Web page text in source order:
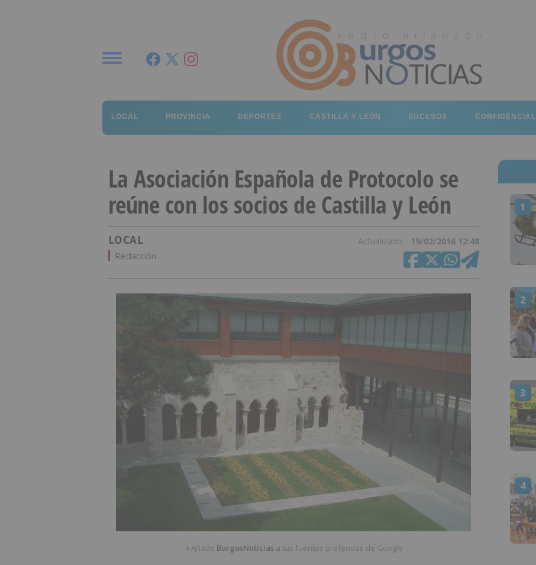
LOCAL PROVINCIA DEPORTES CASTILLA Y LEÓN SUCESOS CONFIDENCIAL
La Asociación Española de Protocolo se
reúne con los socios de Castilla y León
LOCAL Actualizado 19/02/2016 12:48
Redacción
★Añade BurgosNoticias a tus fuentes preferidas de Google
1
2
3
4